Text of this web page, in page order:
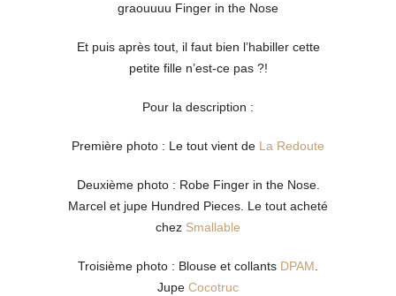
graouuuu Finger in the Nose
Et puis après tout, il faut bien l’habiller cette
petite fille n’est-ce pas ?!
Pour la description :
Première photo : Le tout vient de La Redoute
Deuxième photo : Robe Finger in the Nose.
Marcel et jupe Hundred Pieces. Le tout acheté
chez Smallable
Troisième photo : Blouse et collants DPAM
Jupe Cocotruc